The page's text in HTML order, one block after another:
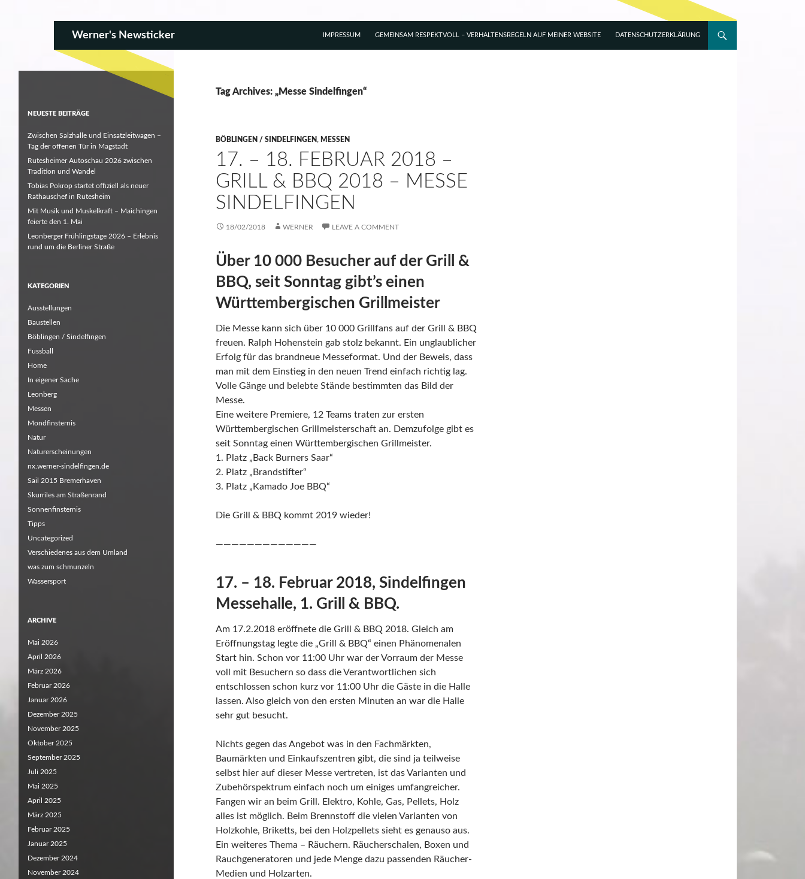
Werner's Newsticker
DATENSCHUTZERKLÄRUNG
GEMEINSAM RESPEKTVOLL – VERHALTENSREGELN AUF MEINER WEBSITE
IMPRESSUM
Tag Archives: „Messe Sindelfingen“
BÖBLINGEN / SINDELFINGEN, MESSEN
17. – 18. FEBRUAR 2018 –
GRILL & BBQ 2018 – MESSE
SINDELFINGEN
18/02/2018 WERNER LEAVE A COMMENT
Über 10 000 Besucher auf der Grill &
BBQ, seit Sonntag gibt’s einen
Württembergischen Grillmeister
Die Messe kann sich über 10 000 Grillfans auf der Grill & BBQ
freuen. Ralph Hohenstein gab stolz bekannt. Ein unglaublicher
Erfolg für das brandneue Messeformat. Und der Beweis, dass
man mit dem Einstieg in den neuen Trend einfach richtig lag.
Volle Gänge und belebte Stände bestimmten das Bild der
Messe.
Eine weitere Premiere, 12 Teams traten zur ersten
Württembergischen Grillmeisterschaft an. Demzufolge gibt es
seit Sonntag einen Württembergischen Grillmeister.
1. Platz „Back Burners Saar“
2. Platz „Brandstifter“
3. Platz „Kamado Joe BBQ“
Die Grill & BBQ kommt 2019 wieder!
—————————————
17. – 18. Februar 2018, Sindelfingen
Messehalle, 1. Grill & BBQ.
Am 17.2.2018 eröffnete die Grill & BBQ 2018. Gleich am
Eröffnungstag legte die „Grill & BBQ“ einen Phänomenalen
Start hin. Schon vor 11:00 Uhr war der Vorraum der Messe
voll mit Besuchern so dass die Verantwortlichen sich
entschlossen schon kurz vor 11:00 Uhr die Gäste in die Halle
lassen. Also gleich von den ersten Minuten an war die Halle
sehr gut besucht.
Nichts gegen das Angebot was in den Fachmärkten,
Baumärkten und Einkaufszentren gibt, die sind ja teilweise
selbst hier auf dieser Messe vertreten, ist das Varianten und
Zubehörspektrum einfach noch um einiges umfangreicher.
Fangen wir an beim Grill. Elektro, Kohle, Gas, Pellets, Holz
alles ist möglich. Beim Brennstoff die vielen Varianten von
Holzkohle, Briketts, bei den Holzpellets sieht es genauso aus.
Ein weiteres Thema – Räuchern. Räucherschalen, Boxen und
Rauchgeneratoren und jede Menge dazu passenden Räucher-
Medien und Holzarten.
NEUESTE BEITRÄGE
Zwischen Salzhalle und Einsatzleitwagen –
Tag der offenen Tür in Magstadt
Rutesheimer Autoschau 2026 zwischen
Tradition und Wandel
Tobias Pokrop startet offiziell als neuer
Rathauschef in Rutesheim
Mit Musik und Muskelkraft – Maichingen
feierte den 1. Mai
Leonberger Frühlingstage 2026 – Erlebnis
rund um die Berliner Straße
KATEGORIEN
Ausstellungen
Baustellen
Böblingen / Sindelfingen
Fussball
Home
In eigener Sache
Leonberg
Messen
Mondfinsternis
Natur
Naturerscheinungen
nx.werner-sindelfingen.de
Sail 2015 Bremerhaven
Skurriles am Straßenrand
Sonnenfinsternis
Tipps
Uncategorized
Verschiedenes aus dem Umland
was zum schmunzeln
Wassersport
ARCHIVE
Mai 2026
April 2026
März 2026
Februar 2026
Januar 2026
Dezember 2025
November 2025
Oktober 2025
September 2025
Juli 2025
Mai 2025
April 2025
März 2025
Februar 2025
Januar 2025
Dezember 2024
November 2024